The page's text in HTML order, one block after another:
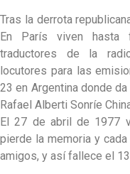
Tras la derrota
En París viven hasta
traductores de la
locutores para las
23 en Argentina donde
Rafael Alberti Sonríe
El 27 de abril de 1977
pierde la memoria y
amigos, y así fallece el